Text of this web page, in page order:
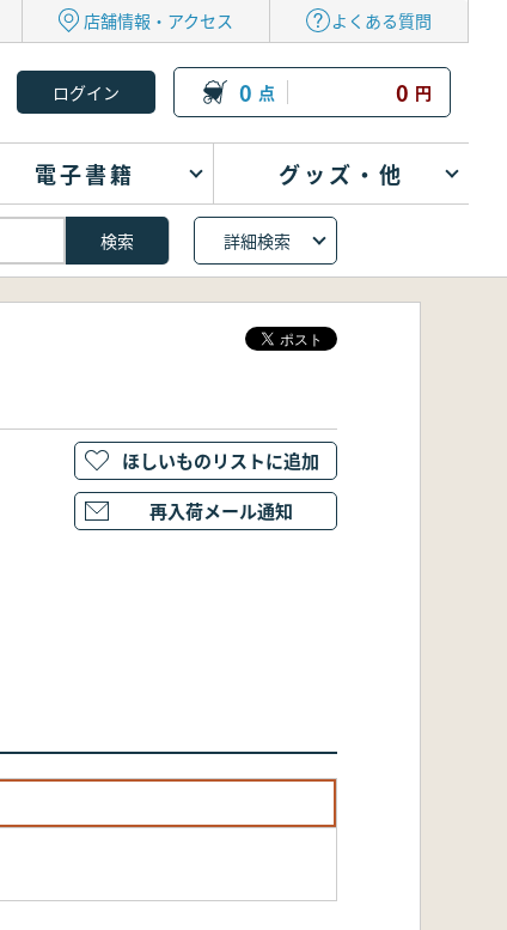
店舗情報・アクセス よくある質問
0 点 0 円
電子書籍 グッズ・他
詳細検索
ほしいものリストに追加
再入荷メール通知